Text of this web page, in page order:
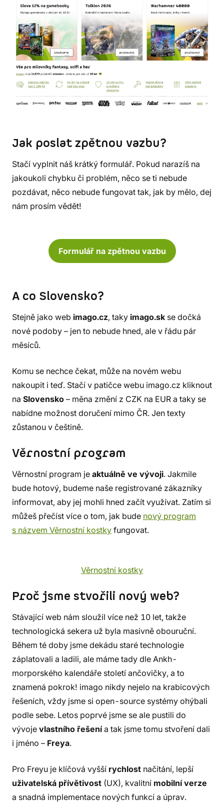
Jak poslat zpětnou vazbu?
Stačí vyplnit náš krátký formulář. Pokud narazíš na
jakoukoli chybku či problém, něco se ti nebude
pozdávat, něco nebude fungovat tak, jak by mělo, dej
nám prosím vědět!
Formulář na zpětnou vazbu
A co Slovensko?
Stejně jako web imago.cz, taky imago.sk se dočká
nové podoby – jen to nebude hned, ale v řádu pár
měsíců.
Komu se nechce čekat, může na novém webu
nakoupit i teď. Stačí v patičce webu imago.cz kliknout
na Slovensko – měna změní z CZK na EUR a taky se
nabídne možnost doručení mimo ČR. Jen texty
zůstanou v češtině.
Věrnostní program
Věrnostní program je aktuálně ve vývoji. Jakmile
bude hotový, budeme naše registrované zákazníky
informovat, aby jej mohli hned začít využívat. Zatím si
můžeš přečíst více o tom, jak bude nový program
s názvem Věrnostní kostky fungovat.
Věrnostní kostky
Proč jsme stvořili nový web?
Stávající web nám sloužil více než 10 let, takže
technologická sekera už byla masivně obouruční.
Během té doby jsme dekádu staré technologie
záplatovali a ladili, ale máme tady dle Ankh-
morporského kalendáře století ančovičky, a to
znamená pokrok! imago nikdy nejelo na krabicových
řešeních, vždy jsme si open-source systémy ohýbali
podle sebe. Letos poprvé jsme se ale pustili do
vývoje vlastního řešenía tak jsme tomu stvoření dali
i jméno – Freya.
Pro Freyu je klíčová vyšší rychlost načítání, lepší
uživatelská přívětivost (UX), kvalitní mobilní verze
a snadná implementace nových funkcí a úprav.